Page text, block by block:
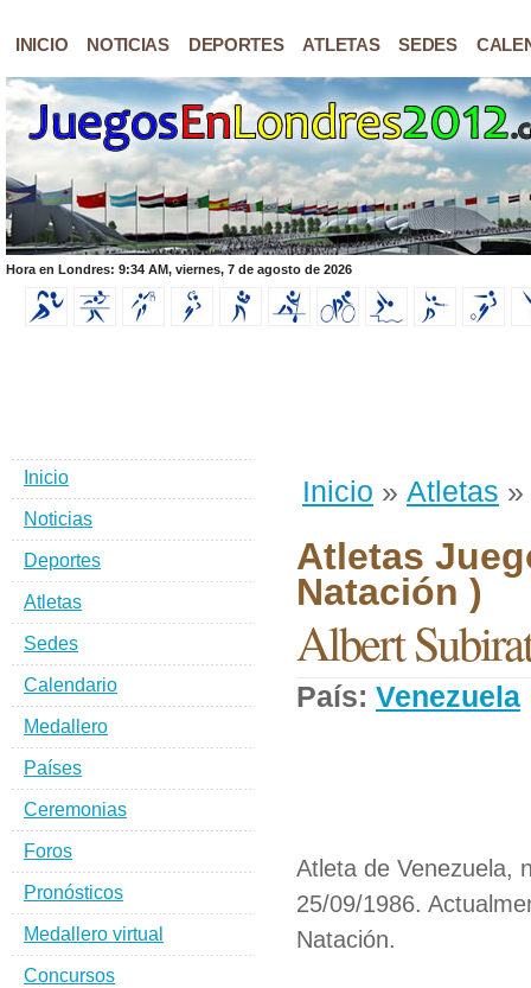
INICIO NOTICIAS DEPORTES ATLETAS SEDES
Hora en Londres: 9:34 AM, viernes, 7 de agosto de 2026
Inicio » Atletas »
Atletas
Natación )
Albert
País: Venezuela
Atleta de Venezuela,
25/09/1986.
Natación.
Inicio
Noticias
Deportes
Atletas
Sedes
Calendario
Medallero
Países
Ceremonias
Foros
Pronósticos
Medallero virtual
Concursos